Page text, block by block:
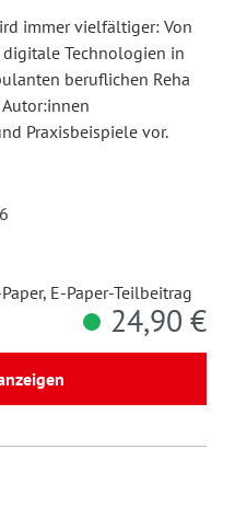
immer vielfältiger: Von
Technologien in
beruflichen Reha
Praxisbeispiele vor.
E-Paper-Teilbeitrag
24,90 €